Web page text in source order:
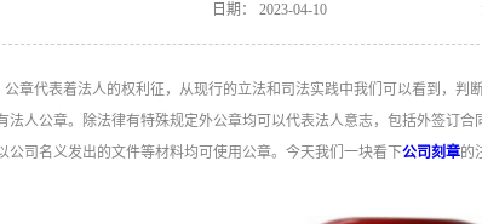
日期： 2023-04-10
公章代表着法人的权利征，从现行的立法和司法实践中我们可以看到，判
法人公章。除法律有特殊规定外公章均可以代表法人意志，包括外签订
公司名义发出的文件等材料均可使用公章。今天我们一块看下公司刻章的